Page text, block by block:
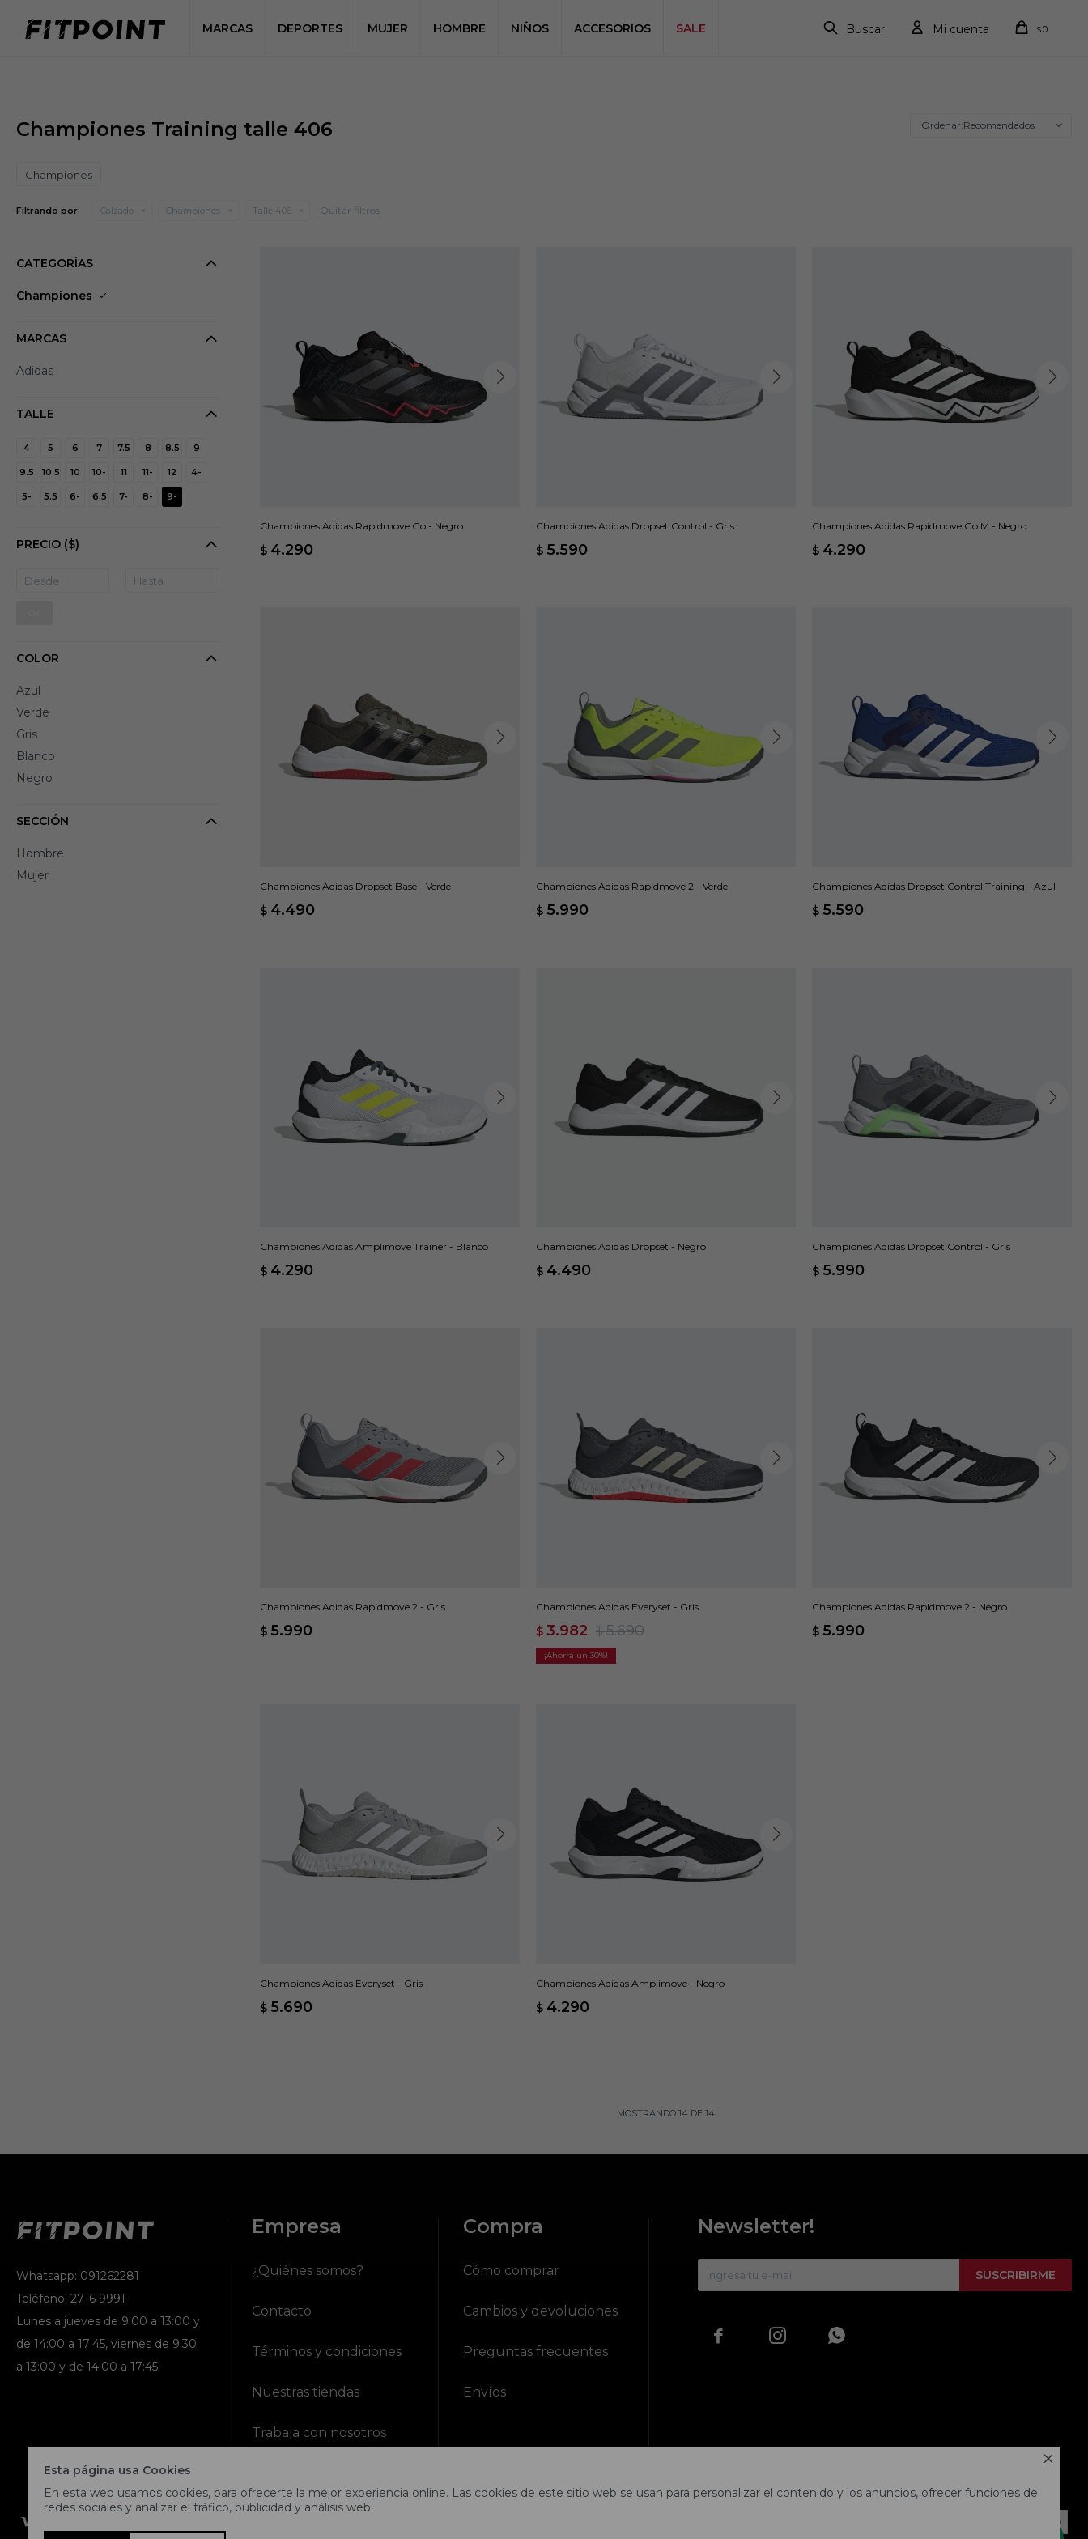

Esta página usa Cookies
En esta web usamos cookies, para ofrecerte la mejor experiencia online. Las cookies de este sitio web se usan para personalizar el contenido y los anuncios, ofrecer funciones de
redes sociales y analizar el tráfico, publicidad y análisis web.
MARCAS DEPORTES MUJER HOMBRE NIÑOS ACCESORIOS SALE $0
Championes Training talle 406 Recomendados
Championes
Filtrando por: Calzado Championes Talle 406 Quitar filtros
Championes Adidas Rapidmove Go - Negro
$ 4.290
Championes Adidas Dropset Control - Gris
$ 5.590
Championes Adidas Rapidmove Go M - Negro
$ 4.290
Championes Adidas Dropset Base - Verde
$ 4.490
Championes Adidas Rapidmove 2 - Verde
$ 5.990
Championes Adidas Dropset Control Training - Azul
$ 5.590
Championes Adidas Amplimove Trainer - Blanco
$ 4.290
Championes Adidas Dropset - Negro
$ 4.490
Championes Adidas Dropset Control - Gris
$ 5.990
Championes Adidas Rapidmove 2 - Gris
$ 5.990
Championes Adidas Everyset - Gris
$ 3.982 $ 5.690
30
Championes Adidas Rapidmove 2 - Negro
$ 5.990
Championes Adidas Everyset - Gris
$ 5.690
Championes Adidas Amplimove - Negro
$ 4.290
MOSTRANDO 14DE 14
CATEGORÍAS
Championes
MARCAS
Adidas
TALLE
4 5 6 7 7.5 8 8.5 9
9.5 10.5 10 10- 11 11- 12 4-
5- 5.5 6- 6.5 7- 8- 9-
PRECIO ($)
COLOR
Azul
Verde
Gris
Blanco
Negro
SECCIÓN
Hombre
Mujer
Whatsapp: 091262281
Teléfono: 2716 9991
Lunes a jueves de 9:00 a 13:00 y
de 14:00 a 17:45, viernes de 9:30
a 13:00 y de 14:00 a 17:45.
Empresa
¿Quiénes somos?
Contacto
Términos y condiciones
Nuestras tiendas
Trabaja con nosotros
Compra
Cómo comprar
Cambios y devoluciones
Preguntas frecuentes
Envíos
Newsletter!
SUSCRIBIRME
  